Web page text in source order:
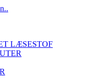
LÆSESTOF